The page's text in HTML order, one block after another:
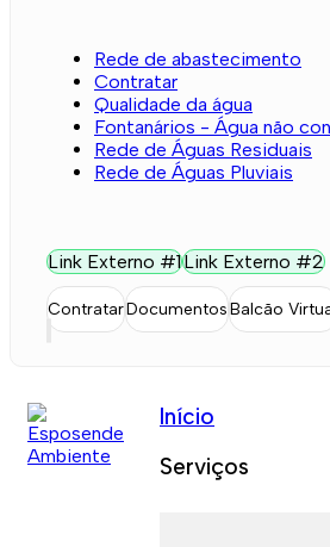
Rede de abastecimento
Contratar
Qualidade da água
Fontanários - Água não
Rede de Águas Residuais
Rede de Águas Pluviais
Link Externo #1Link Externo #2
ContratarDocumentosBalcão
Início
Serviços